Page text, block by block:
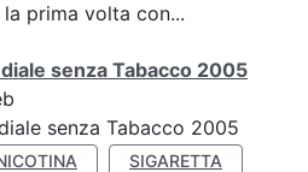
prima volta con...
senza Tabacco 2005
senza Tabacco 2005
SIGARETTA